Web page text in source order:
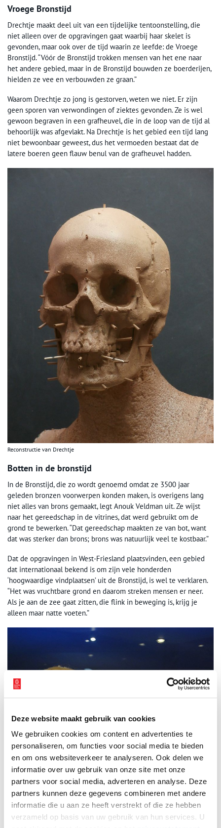
Deze website maakt gebruik van cookies
We gebruiken cookies om content en advertenties te
personaliseren, om functies voor social media te bieden
en om ons websiteverkeer te analyseren. Ook delen we
informatie over uw gebruik van onze site met onze
partners voor social media, adverteren en analyse. Deze
partners kunnen deze gegevens combineren met andere
informatie die u aan ze heeft verstrekt of die ze hebben
verzameld op basis van uw gebruik van hun services. U
Vroege Bronstijd
Drechtje maakt deel uit van een tijdelijke tentoonstelling, die
niet alleen over de opgravingen gaat waarbij haar skelet is
gevonden, maar ook over de tijd waarin ze leefde: de Vroege
Bronstijd. “Vóór de Bronstijd trokken mensen van het ene naar
het andere gebied, maar in de Bronstijd bouwden ze boerderijen,
hielden ze vee en verbouwden ze graan.”
Waarom Drechtje zo jong is gestorven, weten we niet. Er zijn
geen sporen van verwondingen of ziektes gevonden. Ze is wel
gewoon begraven in een grafheuvel, die in de loop van de tijd al
behoorlijk was afgevlakt. Na Drechtje is het gebied een tijd lang
niet bewoonbaar geweest, dus het vermoeden bestaat dat de
latere boeren geen flauw benul van de grafheuvel hadden.
Reconstructie van Drechtje
Botten in de bronstijd
In de Bronstijd, die zo wordt genoemd omdat ze 3500 jaar
geleden bronzen voorwerpen konden maken, is overigens lang
niet alles van brons gemaakt, legt Anouk Veldman uit. Ze wijst
naar het gereedschap in de vitrines, dat werd gebruikt om de
grond te bewerken. “Dat gereedschap maakten ze van bot, want
dat was sterker dan brons; brons was natuurlijk veel te kostbaar.”
Dat de opgravingen in West-Friesland plaatsvinden, een gebied
dat internationaal bekend is om zijn vele honderden
‘hoogwaardige vindplaatsen’ uit de Bronstijd, is wel te verklaren.
“Het was vruchtbare grond en daarom streken mensen er neer.
Als je aan de zee gaat zitten, die flink in beweging is, krijg je
alleen maar natte voeten.”